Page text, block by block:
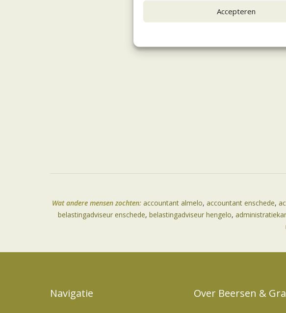
Accepteren
Wat andere mensen zochten: accountant almelo, accountant enschede,
belastingadviseur enschede, belastingadviseur hengelo,
Navigatie Over Beersen &